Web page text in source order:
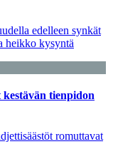
edelleen synkät
heikko kysyntä
tienpidon
romuttavat